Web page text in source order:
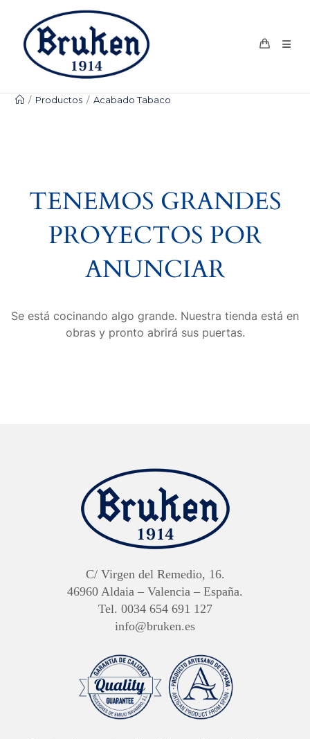
contenido
/ Productos / Acabado Tabaco
TENEMOS GRANDES
PROYECTOS POR
ANUNCIAR
Se está cocinando algo grande. Nuestra tienda está en
obras y pronto abrirá sus puertas.
C/ Virgen del Remedio, 16.
46960 Aldaia – Valencia – España.
Tel. 0034 654 691 127
info@bruken.es